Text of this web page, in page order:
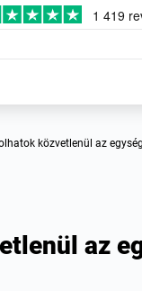
közvetlenül az
az